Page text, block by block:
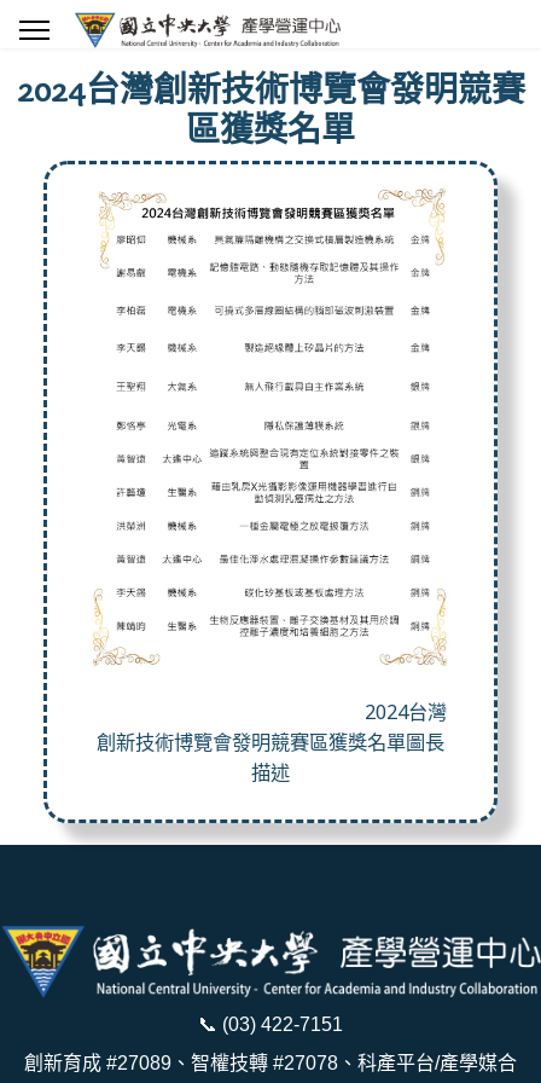
2024台灣創新技術博覽會發明競賽
區獲獎名單
2024台灣
創新技術博覽會發明競賽區獲獎名單圖長
描述
📞 (03) 422-7151
創新育成 #27089、智權技轉 #27078、科產平台/產學媒合